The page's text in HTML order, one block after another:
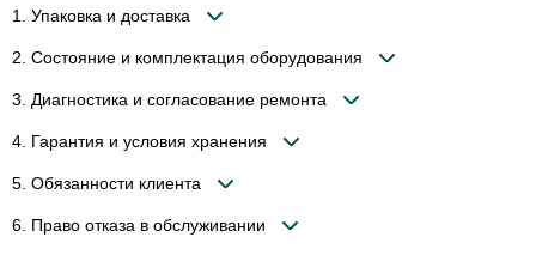
1. Упаковка и доставка
2. Состояние и комплектация оборудования
3. Диагностика и согласование ремонта
4. Гарантия и условия хранения
5. Обязанности клиента
6. Право отказа в обслуживании